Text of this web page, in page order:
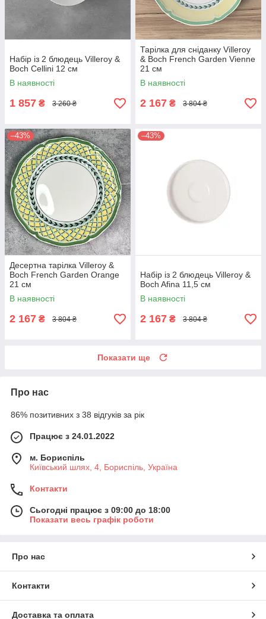
Набір із 2 блюдець Villeroy &
Boch Cellini 12 см
В наявності
1 857 ₴ 3 260 ₴
Тарілка для сніданку Villeroy
& Boch French Garden Vienne
21 см
В наявності
2 167 ₴ 3 804 ₴
–43%
Десертна тарілка Villeroy &
Boch French Garden Orange
21 см
В наявності
2 167 ₴ 3 804 ₴
–43%
Набір із 2 блюдець Villeroy &
Boch Afina 11,5 см
В наявності
2 167 ₴ 3 804 ₴
Показати ще
Про нас
86% позитивних з 38 відгуків за рік
Працює з 24.01.2022
м. Бориспіль
Київський шлях, 4, Бориспіль, Україна
Контакти
Сьогодні працює з 09:00 до 18:00
Показати весь графік роботи
Про нас
Контакти
Доставка та оплата